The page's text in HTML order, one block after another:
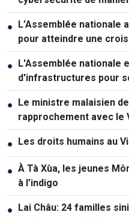
● L’Assemblée nationale
pour atteindre une
● L'Assemblée nationale
d'infrastructures pour
● Le ministre malaisien
rapprochement avec le
● Les droits humains au
● À Tà Xùa, les jeunes
à l’indigo
● Lai Châu: 24 familles